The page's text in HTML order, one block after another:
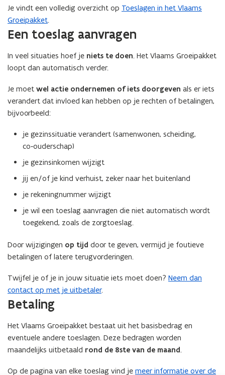
Je vindt een volledig overzicht op Toeslagen in het Vlaams
Groeipakket.
Een toeslag aanvragen
In veel situaties hoef je niets te doen. Het Vlaams Groeipakket
loopt dan automatisch verder.
Je moet wel actie ondernemen of iets doorgeven als er iets
verandert dat invloed kan hebben op je rechten of betalingen,
bijvoorbeeld:
je gezinssituatie verandert (samenwonen, scheiding,
co‑ouderschap)
je gezinsinkomen wijzigt
jij en/of je kind verhuist, zeker naar het buitenland
je rekeningnummer wijzigt
je wil een toeslag aanvragen die niet automatisch wordt
toegekend, zoals de zorgtoeslag.
Door wijzigingen op tijd door te geven, vermijd je foutieve
betalingen of latere terugvorderingen.
Twijfel je of je in jouw situatie iets moet doen? Neem dan
contact op met je uitbetaler.
Betaling
Het Vlaams Groeipakket bestaat uit het basisbedrag en
eventuele andere toeslagen. Deze bedragen worden
maandelijks uitbetaald rond de 8ste van de maand.
Op de pagina van elke toeslag vind je meer informatie over de